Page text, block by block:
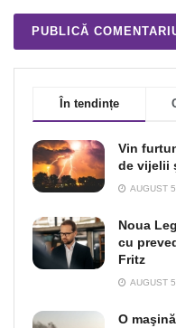
În tendințe
Vin
de vijelii
AUGUST
Noua
cu
Fritz
AUGUST
O